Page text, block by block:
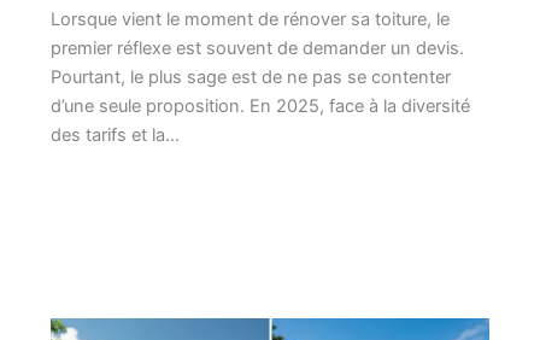
Lorsque vient le moment de rénover sa toiture, le
premier réflexe est souvent de demander un devis.
Pourtant, le plus sage est de ne pas se contenter
d’une seule proposition. En 2025, face à la diversité
des tarifs et la…